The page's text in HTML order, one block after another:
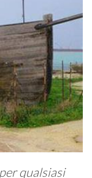
qualsiasi